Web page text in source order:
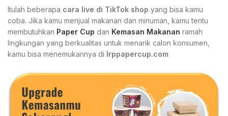
Itulah beberapa cara live di TikTok shop yang bisa kamu
coba. Jika kamu menjual makanan dan minuman, kamu tentu
membutuhkan Paper Cup dan Kemasan Makanan ramah
lingkungan yang berkualitas untuk menarik calon konsumen,
kamu bisa menemukannya di Irppapercup.com